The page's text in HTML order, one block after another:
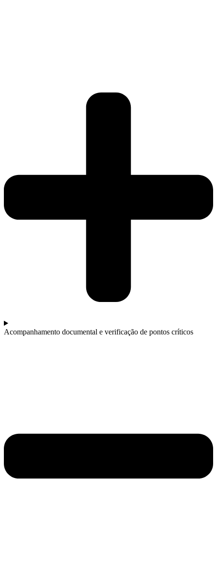
Acompanhamento documental e verificação de pontos críticos